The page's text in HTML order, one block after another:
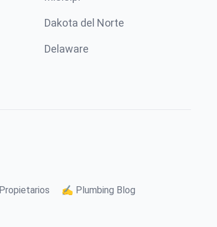
Dakota del Norte
Delaware
✍️ Plumbing Blog